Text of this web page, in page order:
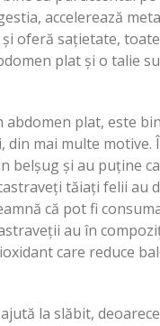
accelerează
oferă sațietate,
plat și o talie
plat, este
din mai multe motive.
belșug și au puține
tăiați felii au
că pot fi
au în
care reduce
la slăbit,